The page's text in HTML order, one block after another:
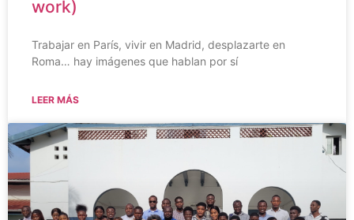
work)
Trabajar en París, vivir en Madrid, desplazarte en
Roma… hay imágenes que hablan por sí
LEER MÁS